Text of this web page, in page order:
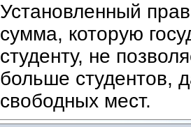
Установленный
сумма, которую
студенту, не
больше студентов,
свободных мест.